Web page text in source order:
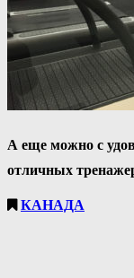
А еще можно с
отличных
КАНАДА